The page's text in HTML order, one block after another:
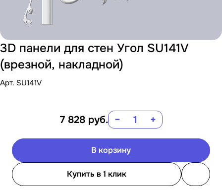
3D панели для стен Угол SU141V
(врезной, накладной)
Арт. SU141V
7 828 руб. − +
В корзину
Купить в 1 клик